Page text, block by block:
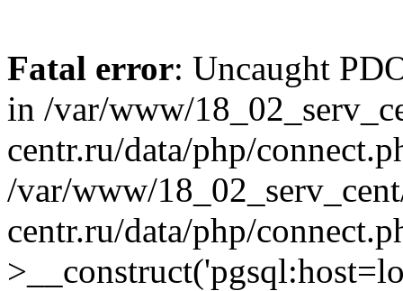
Fatal error: Uncaught
in /var/www/
centr.ru/data/php/
/var/www/
centr.ru/data/php/